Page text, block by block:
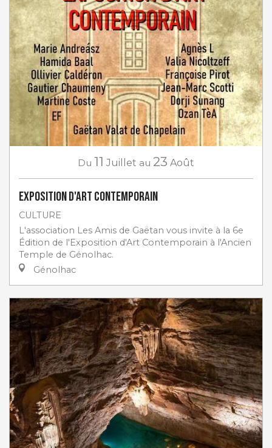
Du 11 Juillet au 23 Août
Exposition d'art contemporain
CULTURE
L'association Les Amis de Gaëtan vous invite à la 6e
Édition de l'Exposition d'Art Contemporain à l'Ancien
Temple de Génolhac.
Génolhac